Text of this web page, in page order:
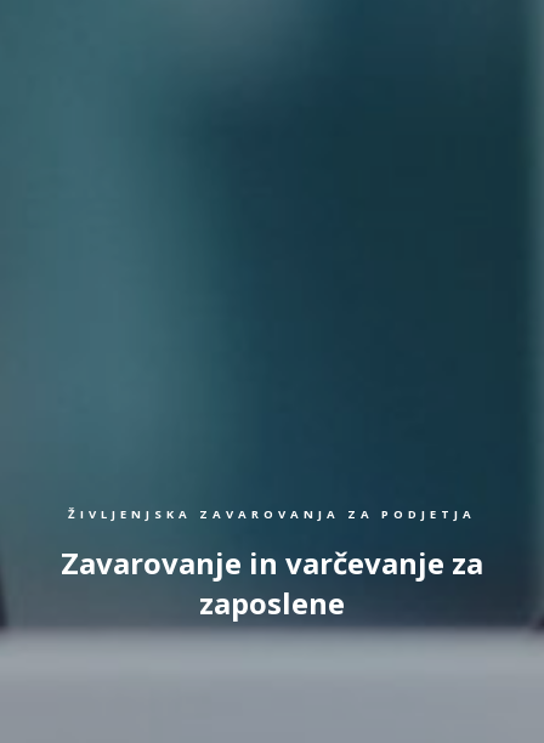
ŽIVLJENJSKA ZAVAROVANJA ZA PODJETJA
Zavarovanje in varčevanje za
zaposlene